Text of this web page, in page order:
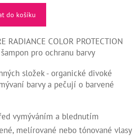
do košíku
RADIANCE COLOR PROTECTION
pro ochranu barvy
složek - organické divoké
barvy a pečují o barvené
vymýváním a blednutím
melírované nebo tónované vlasy